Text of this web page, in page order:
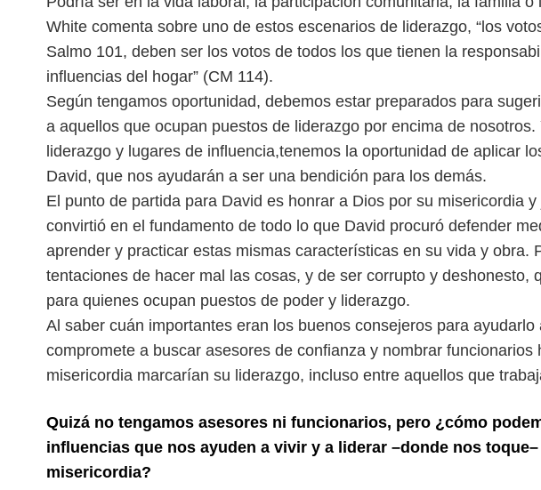
White comenta sobre uno de estos escenarios de liderazgo, “los
Salmo 101, deben ser los votos de todos los que tienen la
influencias del hogar” (CM 114).
Según tengamos oportunidad, debemos estar preparados para
a aquellos que ocupan puestos de liderazgo por encima de
liderazgo y lugares de influencia,tenemos la oportunidad de aplicar
David, que nos ayudarán a ser una bendición para los demás.
El punto de partida para David es honrar a Dios por su misericordia
convirtió en el fundamento de todo lo que David procuró defender
aprender y practicar estas mismas características en su vida y obra.
tentaciones de hacer mal las cosas, y de ser corrupto y deshonesto,
para quienes ocupan puestos de poder y liderazgo.
Al saber cuán importantes eran los buenos consejeros para
compromete a buscar asesores de confianza y nombrar funcionarios
misericordia marcarían su liderazgo, incluso entre aquellos que
Quizá no tengamos asesores ni funcionarios, pero ¿cómo
influencias que nos ayuden a vivir y a liderar –donde nos
misericordia?